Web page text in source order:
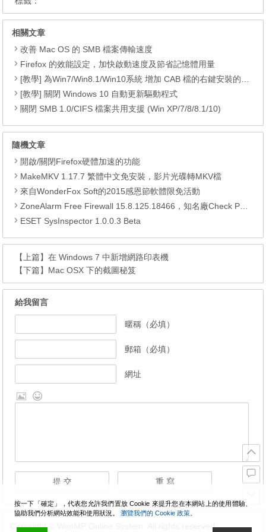
相關文章
改善 Mac OS 的 SMB 檔案傳輸速度
Firefox 的效能設定，加快啟動速度及節省記憶體用量
[教學] 為Win7/Win8.1/Win10系統 增加 CAB 檔的右鍵安裝的功能
[教學] 關閉 Windows 10 自動更新驅動程式
關閉 SMB 1.0/CIFS 檔案共用支援 (Win XP/7/8/8.1/10)
隨機文章
開啟/關閉Firefox硬體加速的功能
MakeMKV 1.17.7 繁體中文免安裝，影片光碟轉MKV檔
來自WonderFox Soft的2015感恩節軟體限免活動
ZoneAlarm Free Firewall 15.8.125.18466，知名廠Check Point旗下的防火牆軟體
ESET SysInspector 1.0.0.3 Beta
【上篇】在 Windows 7 中新增網路印表機
【下篇】 Mac OSX 下的截圖秘笈
給我留言
暱稱（必填）
郵箱（必填）
網址
Copyright © WanMP Online System. All rights reserved.
按一下「確定」，代表您允許我們置放 Cookie 來提升您在本網站上的使用體驗、
協助我們分析網站效能和使用狀況。 瀏覽我們的 Cookie 政策。